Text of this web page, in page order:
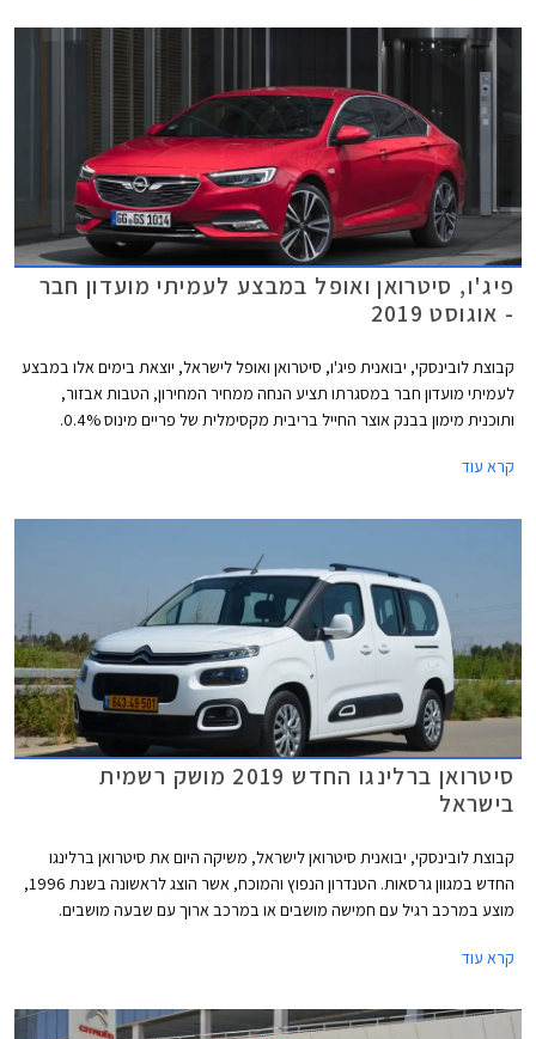
פיג'ו, סיטרואן ואופל במבצע לעמיתי מועדון חבר
- אוגוסט 2019
קבוצת לובינסקי, יבואנית פיג'ו, סיטרואן ואופל לישראל, יוצאת בימים אלו במבצע
לעמיתי מועדון חבר במסגרתו תציע הנחה ממחיר המחירון, הטבות אבזור,
ותוכנית מימון בבנק אוצר החייל בריבית מקסימלית של פריים מינוס 0.4%.
קרא עוד
סיטרואן ברלינגו החדש 2019 מושק רשמית
בישראל
קבוצת לובינסקי, יבואנית סיטרואן לישראל, משיקה היום את סיטרואן ברלינגו
החדש במגוון גרסאות. הטנדרון הנפוץ והמוכח, אשר הוצג לראשונה בשנת 1996,
מוצע במרכב רגיל עם חמישה מושבים או במרכב ארוך עם שבעה מושבים.
ומיישר קו עם שאר דגמי המותג מבחינת עיצוב, אבזור נוחות, בטיחות, ויחידות
קרא עוד